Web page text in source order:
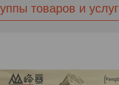
товаров и услуг